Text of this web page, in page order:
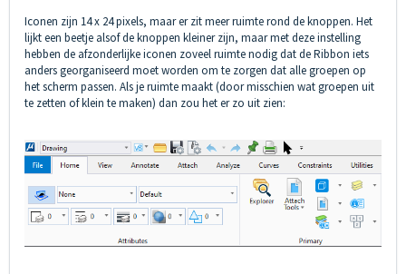
Iconen zijn 14 x 24 pixels, maar er zit meer ruimte rond de knoppen. Het
lijkt een beetje alsof de knoppen kleiner zijn, maar met deze instelling
hebben de afzonderlijke iconen zoveel ruimte nodig dat de Ribbon iets
anders georganiseerd moet worden om te zorgen dat alle groepen op
het scherm passen. Als je ruimte maakt (door misschien wat groepen uit
te zetten of klein te maken) dan zou het er zo uit zien: